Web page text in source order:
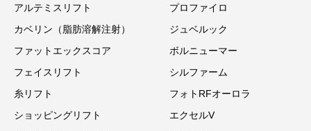
アルテミスリフト
カベリン（脂肪溶解注射）
ファットエックスコア
フェイスリフト
糸リフト
ショッピングリフト
プロファイロ
ジュベルック
ボルニューマー
シルファーム
フォトRFオーロラ
エクセルV